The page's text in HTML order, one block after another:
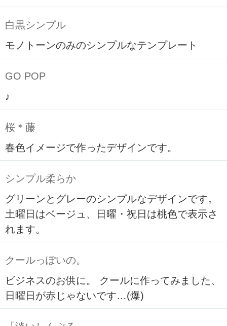
白黒シンプル
モノトーンのみのシンプルなテンプレート
GO POP
♪
桜＊藤
春色イメージで作ったデザインです。
シンプル柔らか
グリーンとグレーのシンプルなデザインです。
土曜日はベージュ、日曜・祝日は桃色で表示さ
れます。
クールっぽいの。
ビジネスのお供に。 クールに作ってみました、
日曜日が赤じゃないです…(爆)